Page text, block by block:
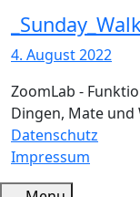
_Sunday_Walk
4. August 2022
ZoomLab -
Dingen, Mate und
Datenschutz
Impressum